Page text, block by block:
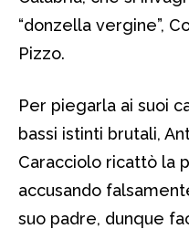
“donzella vergine”,
Pizzo.
Per piegarla ai suoi
bassi istinti brutali,
Caracciolo ricattò la
accusando
suo padre, dunque